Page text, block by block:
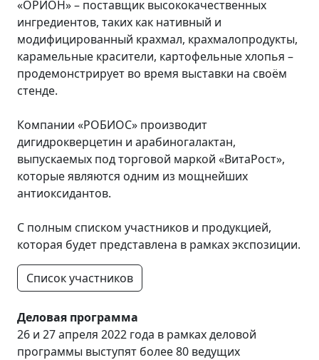
«ОРИОН» – поставщик высококачественных
ингредиентов, таких как нативный и
модифицированный крахмал, крахмалопродукты,
карамельные красители, картофельные хлопья –
продемонстрирует во время выставки на своём
стенде.
Компании «РОБИОС» производит
дигидрокверцетин и арабиногалактан,
выпускаемых под торговой маркой «ВитаРост»,
которые являются одним из мощнейших
антиоксидантов.
С полным списком участников и продукцией,
которая будет представлена в рамках экспозиции.
Список участников
Деловая программа
26 и 27 апреля 2022 года в рамках деловой
программы выступят более 80 ведущих